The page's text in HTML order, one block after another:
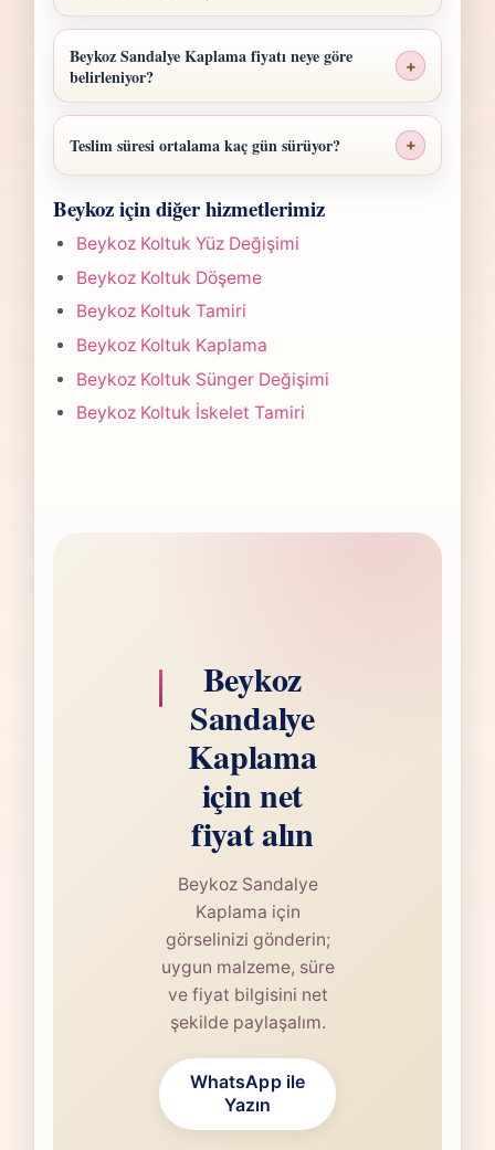
Beykoz Sandalye Kaplama fiyatı neye göre
belirleniyor?
+
Beykoz Sandalye Kaplama fiyatı; ölçü,
malzeme sınıfı, işçilik yoğunluğu ve teslim
planına göre belirlenir. Fotoğraf
gönderdiğinizde hızlıca anlaşılır bir aralık
paylaşırız.
Teslim süresi ortalama kaç gün sürüyor? +
yapılan işlemin kapsamına göre değişir.
Çoğu projede 5-7 iş günü hedefiyle çalışır,
olası değişikliği önceden bildiririz.
Beykoz için diğer hizmetlerimiz
Beykoz Koltuk Yüz Değişimi
Beykoz Koltuk Döşeme
Beykoz Koltuk Tamiri
Beykoz Koltuk Kaplama
Beykoz Koltuk Sünger Değişimi
Beykoz Koltuk İskelet Tamiri
Beykoz
Sandalye
Kaplama
için net
fiyat alın
Beykoz Sandalye
Kaplama için
görselinizi gönderin;
uygun malzeme, süre
ve fiyat bilgisini net
şekilde paylaşalım.
WhatsApp ile
Yazın